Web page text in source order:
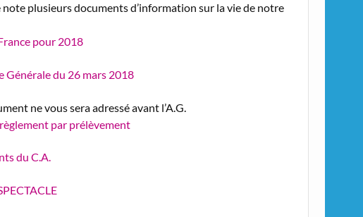
plusieurs documents d’information sur la vie de notre
pour 2018
Générale du 26 mars 2018
ne vous sera adressé avant l’A.G.
règlement par prélèvement
du C.A.